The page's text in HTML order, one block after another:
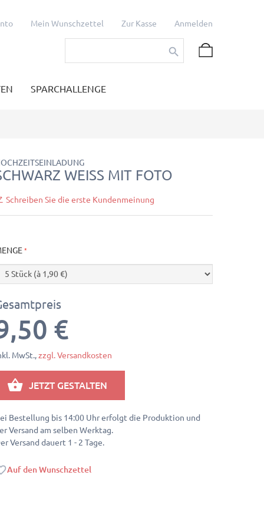
Mein Wunschzettel Zur Kasse Anmelden
SPARCHALLENGE
WEISS MIT FOTO
Schreiben Sie die erste Kundenmeinung
€
MwSt.,zzgl. Versandkosten
JETZT GESTALTEN
Bestellung bis 14:00 Uhr erfolgt die Produktion und
Versand am selben Werktag.
Versand dauert 1 - 2 Tage.
Auf den Wunschzettel